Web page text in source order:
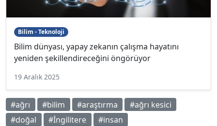
Bilim - Teknoloji
Bilim dünyası, yapay zekanın çalışma hayatını
yeniden şekillendireceğini öngörüyor
19 Aralık 2025
#ağrı #bilim #araştırma
#ağrı kesici
#doğal
#İngilitere #insan